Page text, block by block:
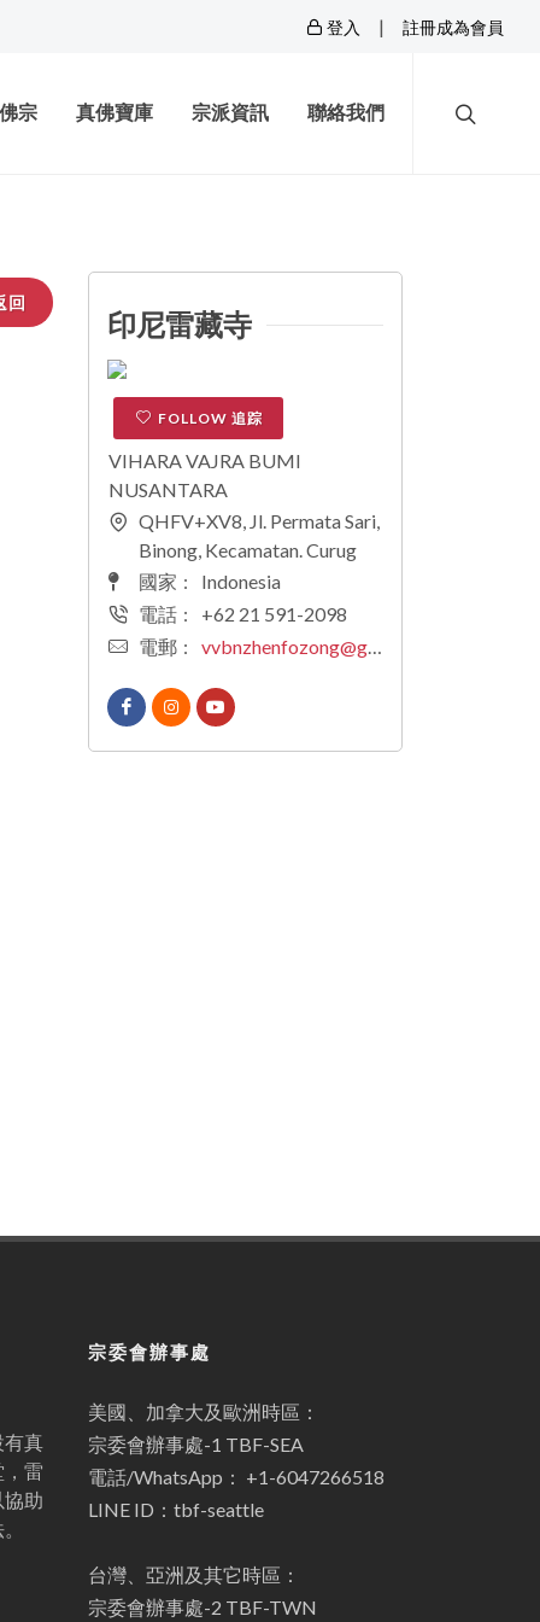
登入 | 註冊成為會員
宗 真佛寶庫 宗派資訊 聯絡我們
回
印尼雷藏寺
FOLLOW 追踪
VIHARA VAJRA BUMI
NUSANTARA
QHFV+XV8, Jl. Permata Sari,
Binong, Kecamatan. Curug
國家 :
Indonesia
電話 :
+62 21 591-2098
電郵 : vvbnzhenfozong@gmail.com
有真
雷
助
宗委會辦事處
美國、加拿大及歐洲時區：
宗委會辦事處-1 TBF-SEA
電話/WhatsApp： +1-6047266518
LINE ID：tbf-seattle
台灣、亞洲及其它時區：
宗委會辦事處-2 TBF-TWN